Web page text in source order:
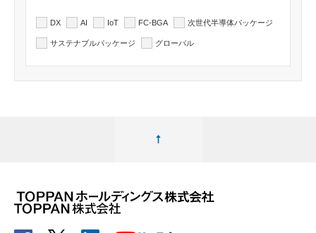
DX AI IoT FC-BGA 次世代半導体パッケージ
サステナブルパッケージ グローバル